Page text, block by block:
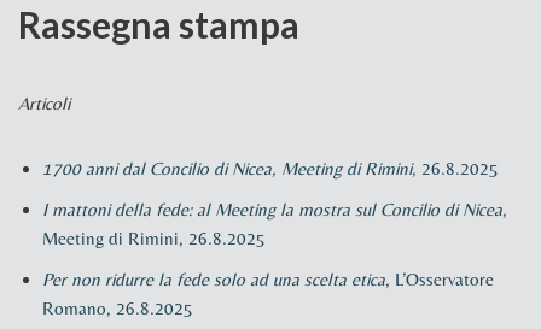
Rassegna stampa
Articoli
1700 anni dal Concilio di Nicea, Meeting di Rimini, 26.8.2025
I mattoni della fede: al Meeting la mostra sul Concilio di Nicea,
Meeting di Rimini, 26.8.2025
Per non ridurre la fede solo ad una scelta etica, L’Osservatore
Romano, 26.8.2025